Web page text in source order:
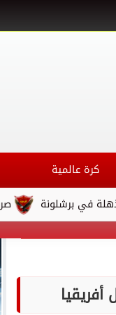
كرة عالمية
صراع مشتعل